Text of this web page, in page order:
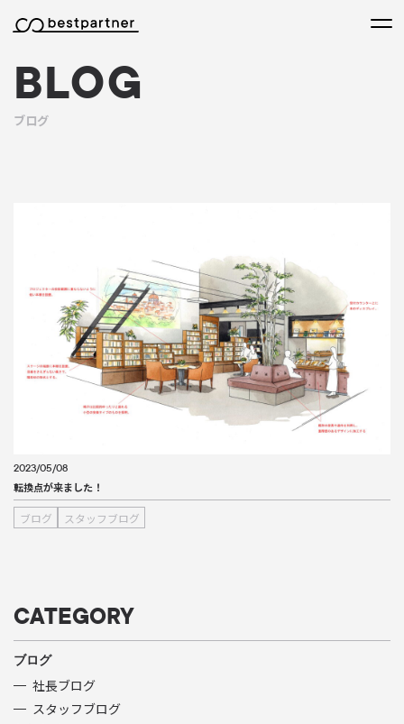
メ
BLOG
ブログ
2023/05/08
転換点が来ました！
ブログ スタッフブログ
CATEGORY
ブログ
社長ブログ
スタッフブログ